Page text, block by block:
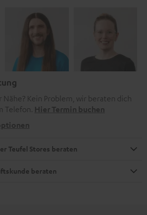
Nähe? Kein Problem, wir beraten dich
Telefon. Hier Termin buchen
Teufel Stores beraten
beraten